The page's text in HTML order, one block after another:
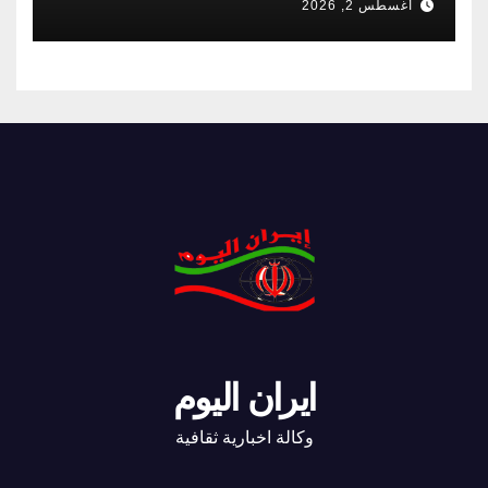
أغسطس 2, 2026
ايران اليوم
وكالة اخبارية ثقافية